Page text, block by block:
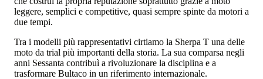
leggere, semplici e competitive, quasi sempre spinte da motori a
due tempi.
Tra i modelli più rappresentativi cirtiamo la Sherpa T una delle
moto da trial più importanti della storia. La sua comparsa negli
anni Sessanta contribuì a rivoluzionare la disciplina e a
trasformare Bultaco in un riferimento internazionale.